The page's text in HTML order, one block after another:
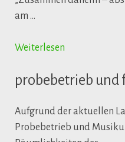
am …
Weiterlesen
probebetrieb
Aufgrund der aktuellen
Probebetrieb und